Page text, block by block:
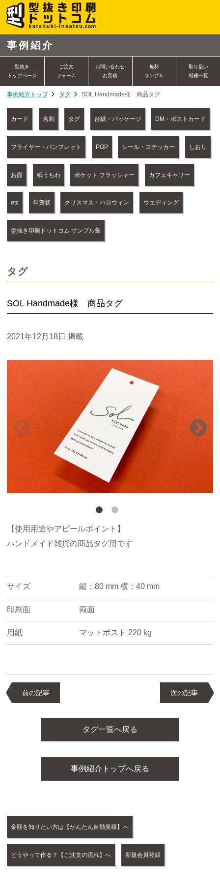
事例紹介
型抜き
トップページ
ご注文
フォーム
お問い合わせ
お見積
無料
サンプル
取り扱い
紙種一覧
事例紹介トップ タグ SOL Handmade様 商品タグ
カード 名刺 タグ 台紙・パッケージ DM・ポストカード
フライヤー・パンフレット POP シール・ステッカー しおり
お面 紙うちわ ポケット フラッシャー カフェキャリー
etc 年賀状 クリスマス・ハロウィン ウエディング
型抜き印刷ドットコム サンプル集
タグ
SOL Handmade様 商品タグ
2021年12月18日 掲載
【使用用途やアピールポイント】
ハンドメイド雑貨の商品タグ用です
サイズ 縦：80 mm 横：40 mm
印刷面 両面
用紙 マットポスト 220 kg
前の記事 次の記事
タグ一覧へ戻る
事例紹介トップへ戻る
金額を知りたい方は【かんたん自動見積】へ
どうやって作る？【ご注文の流れ】へ 新規会員登録